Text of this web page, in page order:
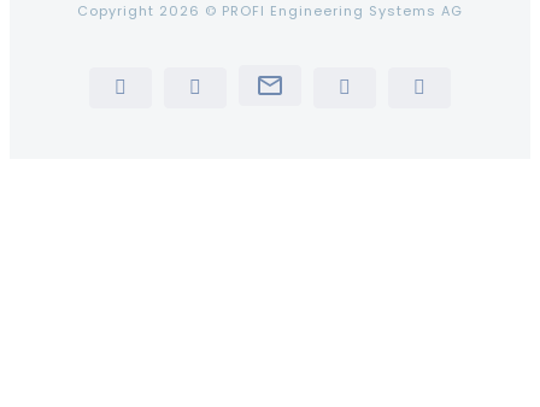
Copyright 2026 © PROFI Engineering Systems AG
LinkedInYouTubeNewsletterInstagramTiktok